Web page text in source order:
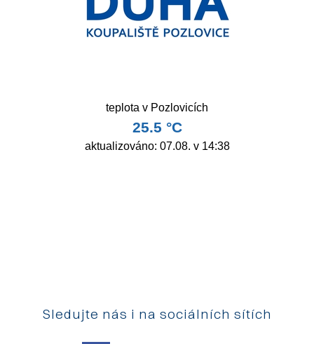
Sledujte nás i na sociálních sítích